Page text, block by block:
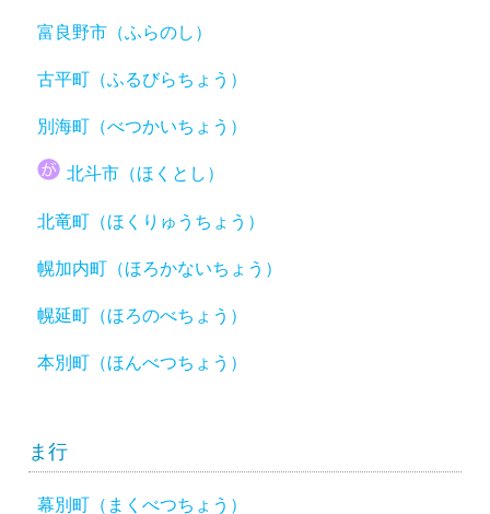
富良野市（ふらのし）
古平町（ふるびらちょう）
別海町（べつかいちょう）
北斗市（ほくとし）
北竜町（ほくりゅうちょう）
幌加内町（ほろかないちょう）
幌延町（ほろのべちょう）
本別町（ほんべつちょう）
ま行
幕別町（まくべつちょう）